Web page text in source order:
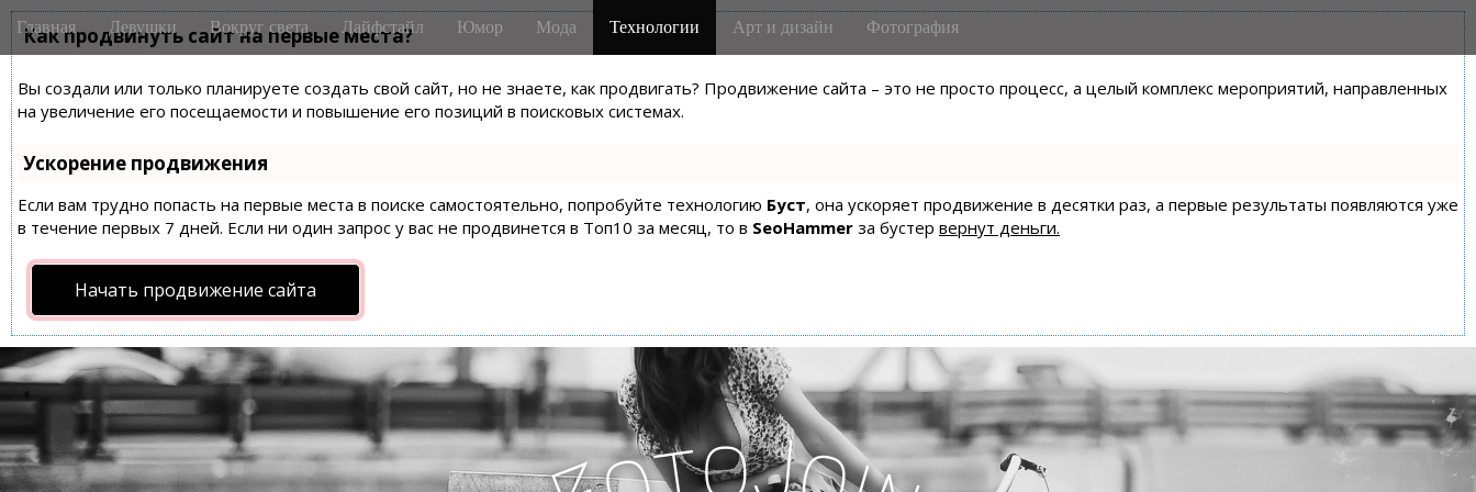
Как продвинуть сайт на первые места?
Вы создали или только планируете создать свой сайт, но не знаете, как продвигать? Продвижение сайта – это не просто процесс, а целый комплекс мероприятий, направленных
на увеличение его посещаемости и повышение его позиций в поисковых системах.
Ускорение продвижения
Если вам трудно попасть на первые места в поиске самостоятельно, попробуйте технологию Буст, она ускоряет продвижение в десятки раз, а первые результаты появляются уже
в течение первых 7 дней. Если ни один запрос у вас не продвинется в Топ10 за месяц, то в SeoHammer за бустер вернут деньги.
Начать продвижение сайта
M
a
n
m
e
n
u
i
Главная Девушки Вокруг света Лайфстайл Юмор Мода Технологии Арт и дизайн Фотография
oJ